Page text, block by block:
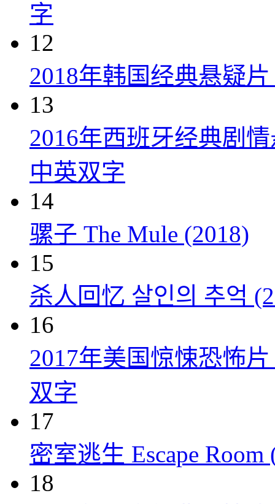
字
12
2018年韩国经典悬疑
13
2016年西班牙经典剧
中英双字
14
骡子 The Mule (2018)
15
杀人回忆 살인의 추억
16
2017年美国惊悚恐怖
双字
17
密室逃生 Escape Room
18